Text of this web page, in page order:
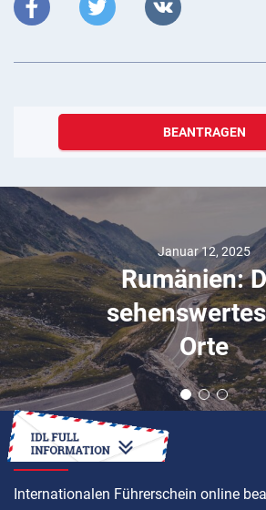
BEANTRAGEN
Januar 12, 2025
Rumänien:
Orte
ANLEITUNG
Internationalen Führerschein online